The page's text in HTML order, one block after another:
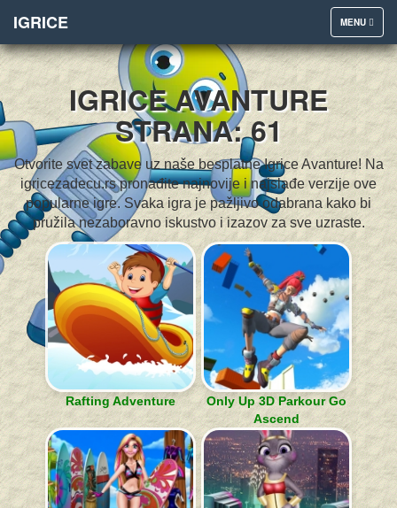
TOGGLE
NAVIGATION
MENU
IGRICE
IGRICE AVANTURE
STRANA: 61
Otvorite svet zabave uz naše besplatne Igrice Avanture! Na
igricezadecu.rs pronađite najnovije i najslađe verzije ove
popularne igre. Svaka igra je pažljivo odabrana kako bi
pružila nezaboravno iskustvo i izazov za sve uzraste.
Rafting Adventure
Only Up 3D Parkour Go
Ascend